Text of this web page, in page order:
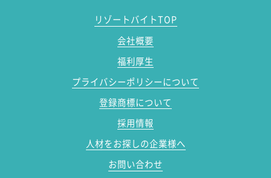
リゾートバイトTOP
会社概要
福利厚生
プライバシーポリシーについて
登録商標について
採用情報
人材をお探しの企業様へ
お問い合わせ